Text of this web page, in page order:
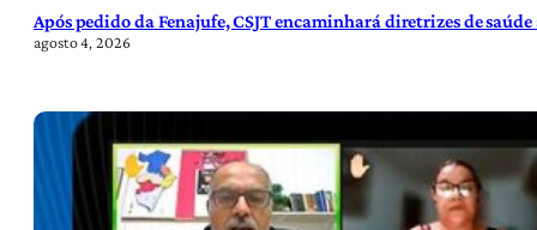
Após pedido da Fenajufe, CSJT encaminhará diretrizes de
agosto 4, 2026